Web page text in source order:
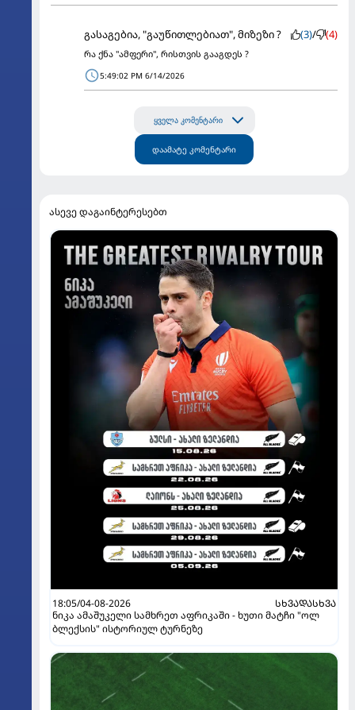
გასაგებია, "გაუწითლებიათ", მიზეზი ? (3)/ (4)
რა ქნა "ამფერი", რისთვის გააგდეს ?
5:49:02 PM 6/14/2026
ყველა კომენტარი
დაამატე კომენტარი
ასევე დაგაინტერესებთ
18:05/04-08-2026
ᲡᲮᲕᲐᲓᲐᲡᲮᲕᲐ
ნიკა ამაშუკელი სამხრეთ აფრიკაში - ხუთი მატჩი "ოლ
ბლექსის" ისტორიულ ტურნეზე